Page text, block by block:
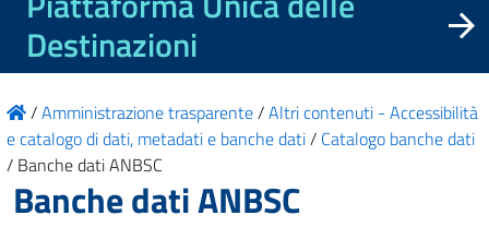
Destinazioni
/Amministrazione trasparente/Altri contenuti - Accessibilità
e catalogo di dati, metadati e banche dati/ Catalogo banche dati
/ Banche dati ANBSC
Banche dati ANBSC